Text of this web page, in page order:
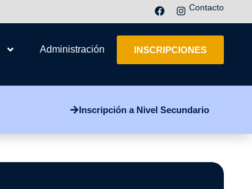
Contacto
Administración INSCRIPCIONES
Inscripción a Nivel Secundario